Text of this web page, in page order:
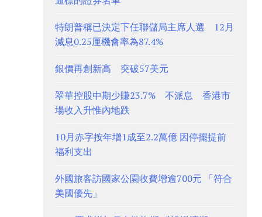
特朗普稱已決定下任聯儲局主席人選 12月
減息0.25厘機會率為87.4%
銀價再創新高 突破57美元
翠華控股中期少賺23.7% 不派息 香港市
場收入升惟內地跌
10月赤字按年增1成至2.2萬億 因停擺提前
福利支出
外國旅客訪國家公園收費增逾700元 「符合
美國優先」